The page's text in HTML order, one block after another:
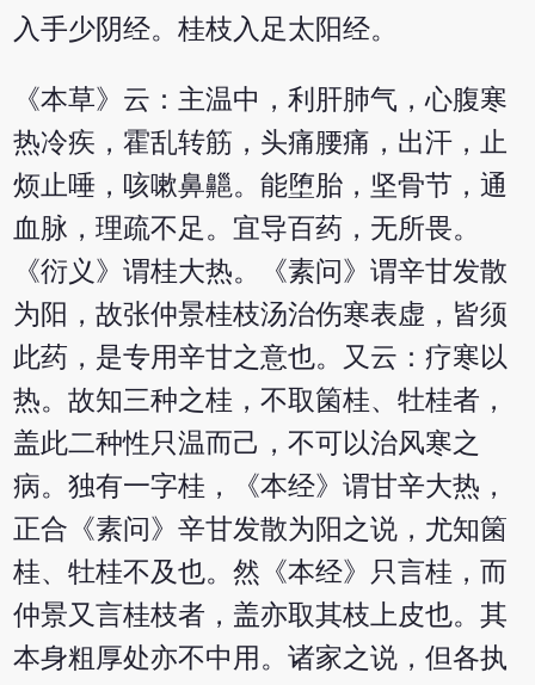
入手少阴经。桂枝入足太阳经。
《本草》云：主温中，利肝肺气，心腹寒
热冷疾，霍乱转筋，头痛腰痛，出汗，止
烦止唾，咳嗽鼻齆。能堕胎，坚骨节，通
血脉，理疏不足。宜导百药，无所畏。
《衍义》谓桂大热。《素问》谓辛甘发散
为阳，故张仲景桂枝汤治伤寒表虚，皆须
此药，是专用辛甘之意也。又云：疗寒以
热。故知三种之桂，不取箘桂、牡桂者，
盖此二种性只温而己，不可以治风寒之
病。独有一字桂，《本经》谓甘辛大热，
正合《素问》辛甘发散为阳之说，尤知箘
桂、牡桂不及也。然《本经》只言桂，而
仲景又言桂枝者，盖亦取其枝上皮也。其
本身粗厚处亦不中用。诸家之说，但各执